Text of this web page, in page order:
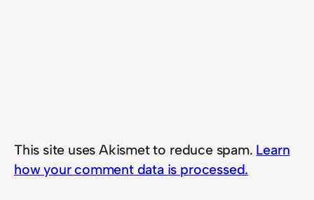
This site uses Akismet to reduce spam. Learn
how your comment data is processed.